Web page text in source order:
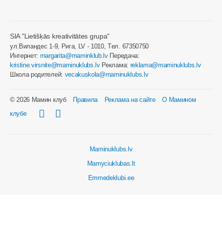
SIA "Lietišķās kreativitātes grupa"
ул.Виландес 1-9, Рига, LV - 1010, Tел. 67350750
Интернет: margarita@maminklub.lvПередача:
kristine.virsnite@maminuklubs.lvРеклама: reklama@maminuklubs.lv
Школа родителей: vecakuskola@maminuklubs.lv
© 2026 Мамин клуб Правила Реклама на сайте
О Мамином
клубе
Maminuklubs.lv
Mamyciuklubas.lt
Emmedeklubi.ee